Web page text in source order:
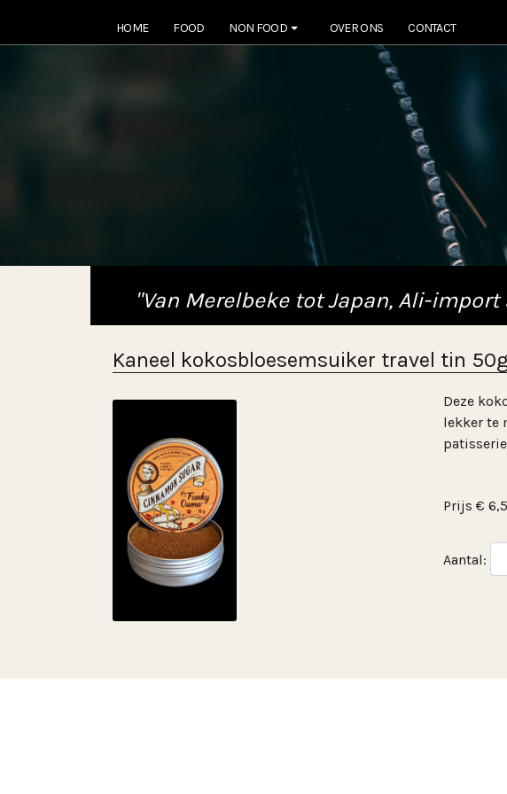
HOME FOOD NON FOOD OVER ONS CONTACT
"Van Merelbeke tot Japan, Ali-
Kaneel kokosbloesemsuiker travel tin
Deze
lekker te
Prijs€
Aantal: